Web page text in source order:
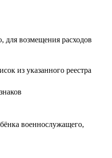
для возмещения расходов
из указанного реестра
военнослужащего,